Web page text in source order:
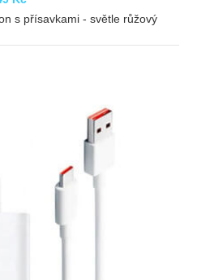
s přísavkami - světle růžový